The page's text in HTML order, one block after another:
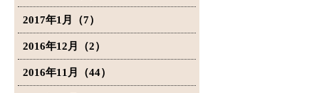
2017年1月（7）
2016年12月（2）
2016年11月（44）